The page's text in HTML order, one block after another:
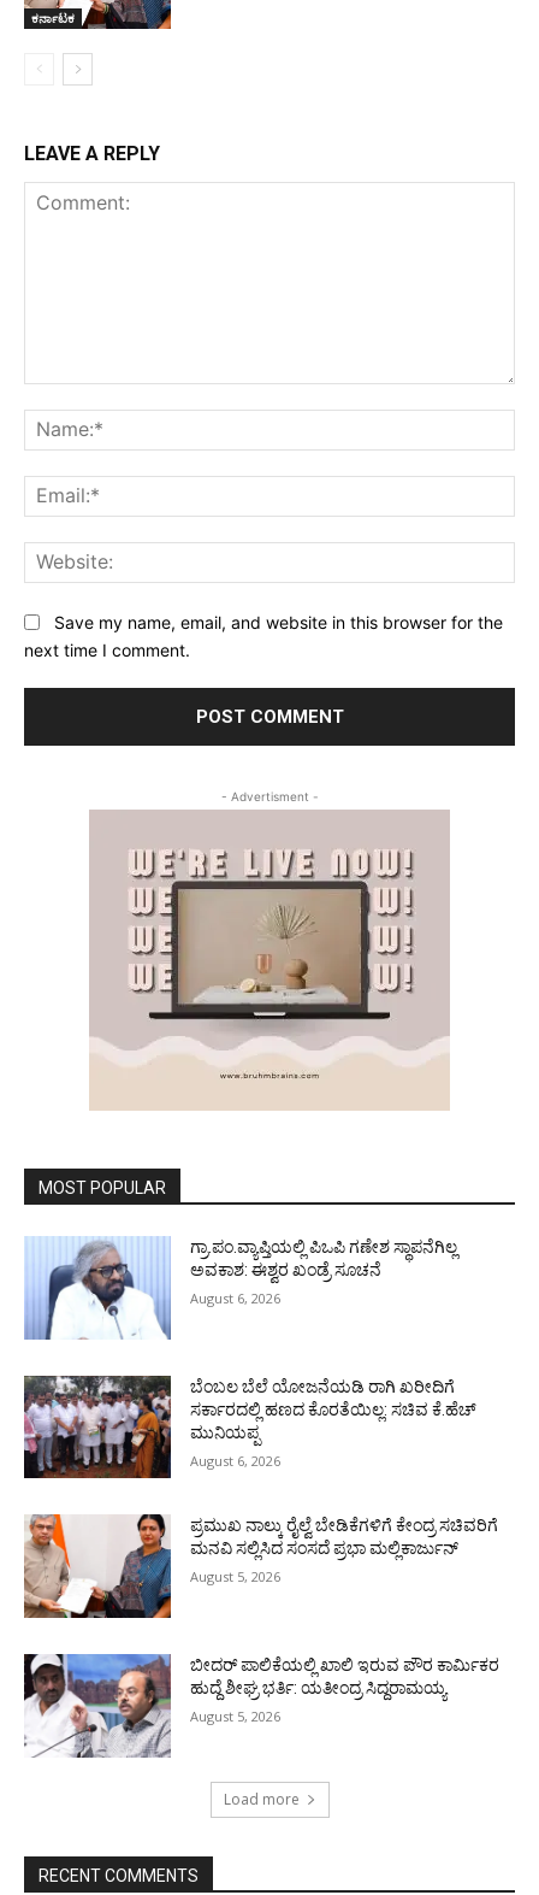
ಕರ್ನಾಟಕ
LEAVE A REPLY
Save my name, email, and website in this browser for the
next time I comment.
- Advertisment -
MOST POPULAR
ಗ್ರಾ.ಪಂ.ವ್ಯಾಪ್ತಿಯಲ್ಲಿ ಪಿಒಪಿ ಗಣೇಶ ಸ್ಥಾಪನೆಗಿಲ್ಲ
ಅವಕಾಶ: ಈಶ್ವರ ಖಂಡ್ರೆ ಸೂಚನೆ
August 6, 2026
ಬೆಂಬಲ ಬೆಲೆ ಯೋಜನೆಯಡಿ ರಾಗಿ ಖರೀದಿಗೆ
ಸರ್ಕಾರದಲ್ಲಿ ಹಣದ ಕೊರತೆಯಿಲ್ಲ: ಸಚಿವ ಕೆ.ಹೆಚ್
ಮುನಿಯಪ್ಪ
August 6, 2026
ಪ್ರಮುಖ ನಾಲ್ಕು ರೈಲ್ವೆ ಬೇಡಿಕೆಗಳಿಗೆ ಕೇಂದ್ರ ಸಚಿವರಿಗೆ
ಮನವಿ ಸಲ್ಲಿಸಿದ ಸಂಸದೆ ಪ್ರಭಾ ಮಲ್ಲಿಕಾರ್ಜುನ್
August 5, 2026
ಬೀದರ್ ಪಾಲಿಕೆಯಲ್ಲಿ ಖಾಲಿ ಇರುವ ಪೌರ ಕಾರ್ಮಿಕರ
ಹುದ್ದೆ ಶೀಘ್ರ ಭರ್ತಿ: ಯತೀಂದ್ರ ಸಿದ್ದರಾಮಯ್ಯ
August 5, 2026
Load more
RECENT COMMENTS